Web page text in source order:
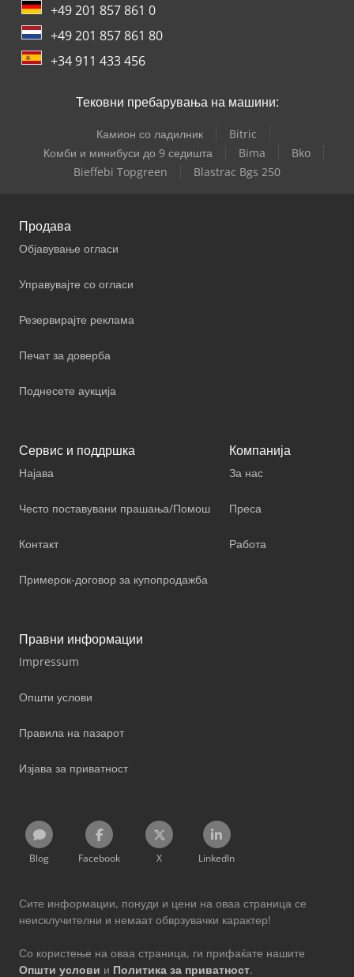
+49 201 857 861 0
+49 201 857 861 80
+34 911 433 456
Тековни пребарувања на машини:
Камион со ладилник
Bitric
Комби и минибуси до 9 седишта
Bima
Bko
Bieffebi Topgreen
Blastrac Bgs 250
Продава
Објавување огласи
Управувајте со огласи
Резервирајте реклама
Печат за доверба
Поднесете аукција
Сервис и поддршка
Најава
Често поставувани прашања/Помош
Контакт
Примерок-договор за купопродажба
Компанија
За нас
Преса
Работа
Правни информации
Impressum
Општи услови
Правила на пазарот
Изјава за приватност
Blog Facebook X LinkedIn
Сите информации, понуди и цени на оваа страница се
неисклучителни и немаат обврзувачки карактер!
Со користење на оваа страница, ги прифаќате нашите
Општи услови и Политика за приватност.